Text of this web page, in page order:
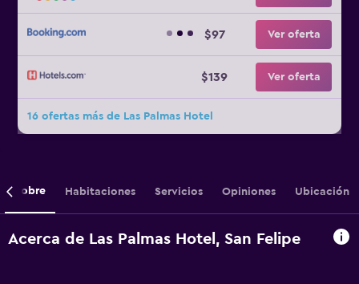
$97 Ver oferta
$139 Ver oferta
16 ofertas más de Las Palmas Hotel
Sobre Habitaciones Servicios Opiniones Ubicación
Acerca de Las Palmas Hotel, San Felipe